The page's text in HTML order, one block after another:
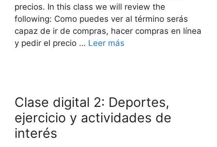
precios. In this class we will review the
following: Como puedes ver al término serás
capaz de ir de compras, hacer compras en línea
y pedir el precio … Leer más
Clase digital 2: Deportes,
ejercicio y actividades de
interés